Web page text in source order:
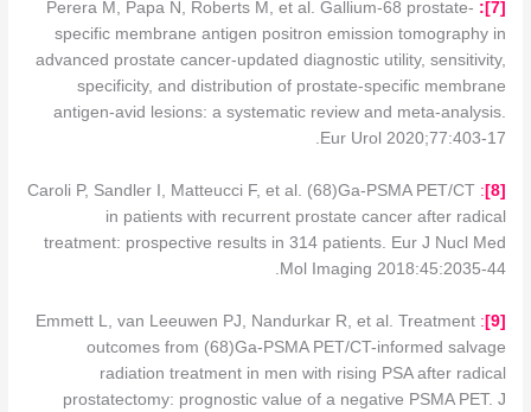
[
7
]:
Perera M, Papa N, Roberts M, et al. Gallium-68 prostate-
specific membrane antigen positron emission tomography in
advanced prostate cancer-updated diagnostic utility, sensitivity,
specificity, and distribution of prostate-specific membrane
antigen-avid lesions: a systematic review and meta-analysis.
Eur Urol 2020;77:403-17.
[
8
]
:
Caroli P, Sandler I, Matteucci F, et al. (68)Ga-PSMA PET/CT
in patients with recurrent prostate cancer after radical
treatment: prospective results in 314 patients. Eur J Nucl Med
Mol Imaging 2018:45:2035-44.
[9]
:
Emmett L, van Leeuwen PJ, Nandurkar R, et al. Treatment
outcomes from (68)Ga-PSMA PET/CT-informed salvage
radiation treatment in men with rising PSA after radical
prostatectomy: prognostic value of a negative PSMA PET. J